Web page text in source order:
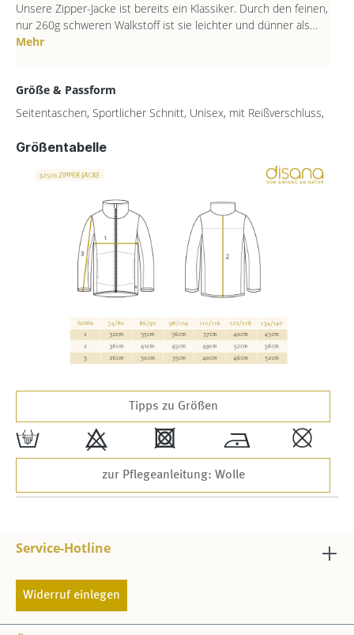
Unsere Zipper-Jacke ist bereits ein Klassiker. Durch den feinen,
nur 260g schweren Walkstoff ist sie leichter und dünner als…
Mehr
Größe & Passform
Seitentaschen, Sportlicher Schnitt, Unisex, mit Reißverschluss,
Größentabelle
Tipps zu Größen
w 9 4 * ,
zur Pflegeanleitung: Wolle
Service-Hotline
Widerruf einlegen